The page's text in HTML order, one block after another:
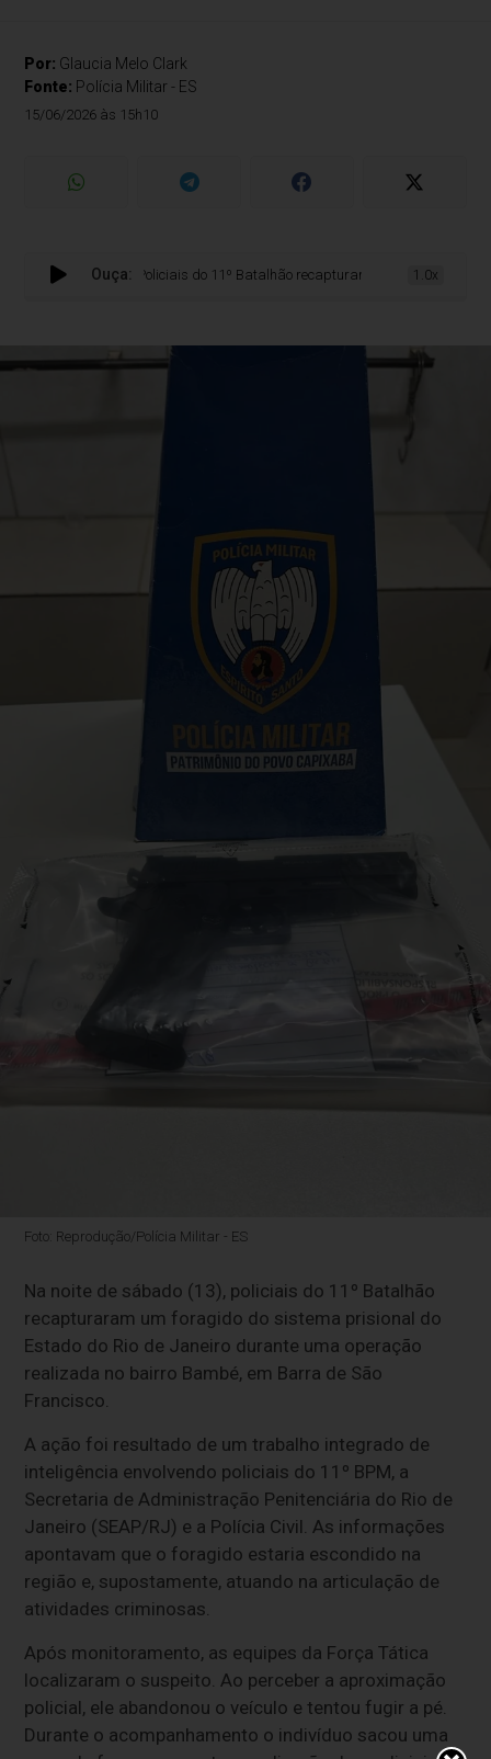
Por: Glaucia Melo Clark
Fonte: Polícia Militar - ES
15/06/2026 às 15h10
Ouça:
Policiais do 11º Batalhão recapturam foragido do sistema
1.0x
Foto: Reprodução/Polícia Militar - ES
Na noite de sábado (13), policiais do 11º Batalhão
recapturaram um foragido do sistema prisional do
Estado do Rio de Janeiro durante uma operação
realizada no bairro Bambé, em Barra de São
Francisco.
A ação foi resultado de um trabalho integrado de
inteligência envolvendo policiais do 11º BPM, a
Secretaria de Administração Penitenciária do Rio de
Janeiro (SEAP/RJ) e a Polícia Civil. As informações
apontavam que o foragido estaria escondido na
região e, supostamente, atuando na articulação de
atividades criminosas.
Após monitoramento, as equipes da Força Tática
localizaram o suspeito. Ao perceber a aproximação
policial, ele abandonou o veículo e tentou fugir a pé.
Durante o acompanhamento o indivíduo sacou uma